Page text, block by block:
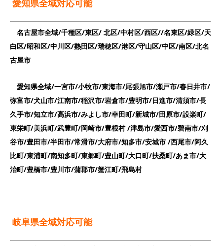
愛知県全域対応可能
名古屋市全域/千種区/東区/ 北区/中村区/西区//名東区/緑区/天
白区/昭和区/中川区/熱田区/瑞穂区/港区/守山区/中区/南区/北名
古屋市
愛知県全域/一宮市/小牧市/東海市/尾張旭市/瀬戸市/春日井市/
弥富市/犬山市/江南市/稲沢市/岩倉市/豊明市/日進市/清須市/長
久手市/知立市/高浜市/みよし市/幸田町/新城市/田原市/設楽町/
東栄町/美浜町/武豊町/岡崎市/豊根村 /津島市/愛西市/碧南市/刈
谷市/豊田市/半田市/常滑市/大府市/知多市/安城市 /西尾市/阿久
比町/東浦町/南知多町/東郷町/豊山町/大口町/扶桑町/あま市/大
治町/豊橋市/豊川市/蒲郡市/蟹江町/飛島村
岐阜県全域対応可能